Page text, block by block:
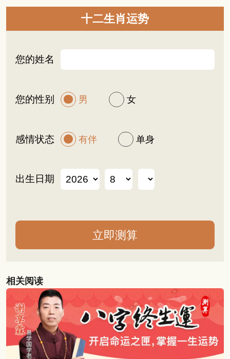
十二生肖运势
您的姓名
您的性别 男 女
感情状态 有伴 单身
出生日期
相关阅读